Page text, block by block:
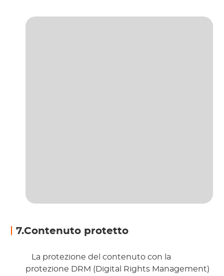
7.Contenuto protetto
La protezione del contenuto con la
protezione DRM (Digital Rights Management)